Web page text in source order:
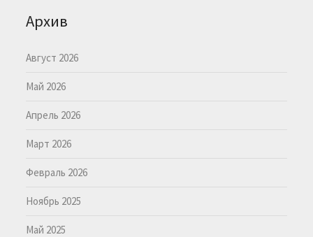
Архив
Август 2026
Май 2026
Апрель 2026
Март 2026
Февраль 2026
Ноябрь 2025
Май 2025